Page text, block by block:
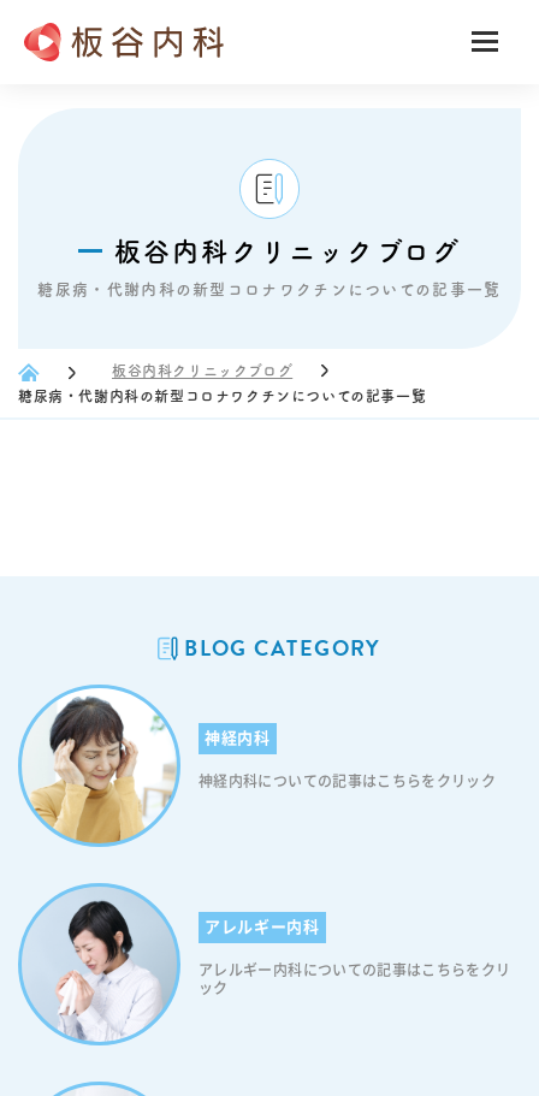
板谷内科クリニックブログ
糖尿病・代謝内科の新型コロナワクチンについての記事一覧
板谷内科クリニックブログ
糖尿病・代謝内科の新型コロナワクチンについての記事一覧
BLOG CATEGORY
神経内科
神経内科についての記事はこちらをクリック
アレルギー内科
アレルギー内科についての記事はこちらをクリ
ック